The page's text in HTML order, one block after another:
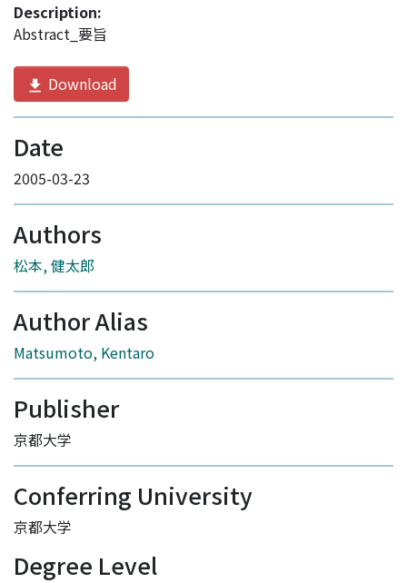
Description:
Abstract_要旨
Download
Date
2005-03-23
Authors
松本, 健太郎
Author Alias
Matsumoto, Kentaro
Publisher
京都大学
Conferring University
京都大学
Degree Level